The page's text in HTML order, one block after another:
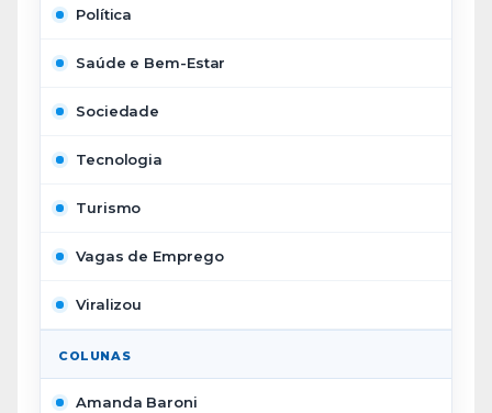
Política
Saúde e Bem-Estar
Sociedade
Tecnologia
Turismo
Vagas de Emprego
Viralizou
COLUNAS
Amanda Baroni